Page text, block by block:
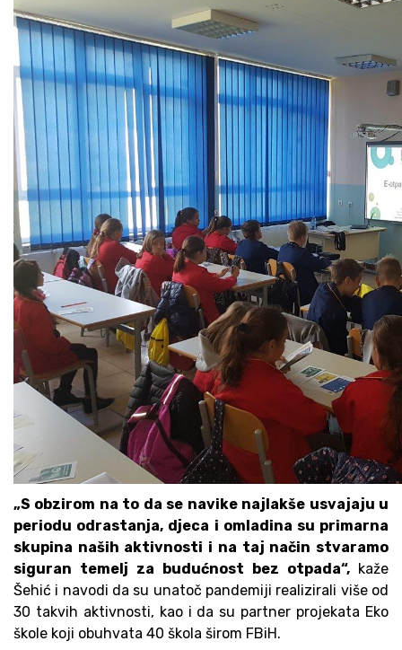
„S obzirom na to da se navike najlakše usvajaju u
periodu odrastanja, djeca i omladina su primarna
skupina naših aktivnosti i na taj način stvaramo
siguran temelj za budućnost bez otpada“, kaže
Šehić i navodi da su unatoč pandemiji realizirali više od
30 takvih aktivnosti, kao i da su partner projekata Eko
škole koji obuhvata 40 škola širom FBiH.